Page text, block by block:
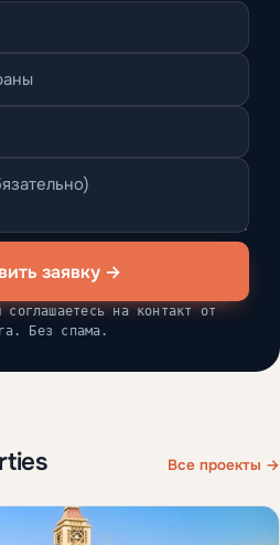
заявку →
на контакт от
Без спама.
Все проекты →